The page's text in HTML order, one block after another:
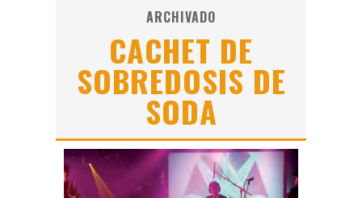
Lit Killah
Nicki Nicole
Duki
Vi Em
Los Ángeles Azules
ARCHIVADO
CACHET DE
SOBREDOSIS DE
SODA